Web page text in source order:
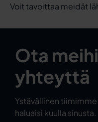
Voit tavoittaa meidät
Ota
yhteyttä
Ystävällinen tiimimme
haluaisi kuulla sinusta.